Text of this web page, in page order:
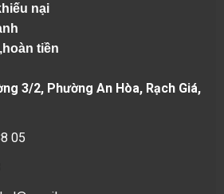
nại
tiền
3/2, Phường An Hòa, Rạch Giá,
05